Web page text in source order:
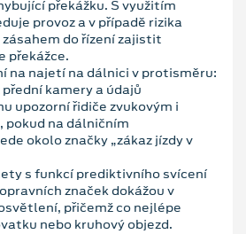
překážku. S využitím
provoz a v případě rizika
do řízení zajistit
překážce.
na najetí na dálnici v protisměru:
kamery a údajů
upozorní řidiče zvukovým i
na dálničním
okolo značky „zákaz jízdy v
s funkcí prediktivního svícení
značek dokážou v
přičemž co nejlépe
nebo kruhový objezd.